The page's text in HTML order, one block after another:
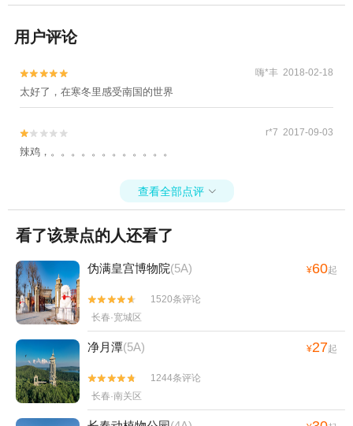
用户评论

 嗨*丰 2018-02-18
太好了，在寒冬里感受南国的世界

 r*7 2017-09-03
辣鸡，。。。。。。。。。。。。
查看全部点评 
看了该景点的人还看了
伪满皇宫博物院(5A) ¥60起


1520条评论
长春·宽城区
净月潭(5A) ¥27起


1244条评论
长春·南关区